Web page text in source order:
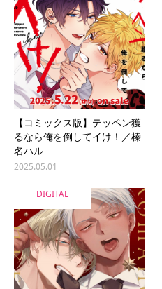
【コミックス版】テッペン獲
るなら俺を倒してイけ！／榛
名ハル
2025.05.01
DIGITAL